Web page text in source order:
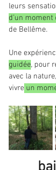
leurs
d’un moment
de Bellême.
Une
guidée, pour
avec la nature,
vivre un